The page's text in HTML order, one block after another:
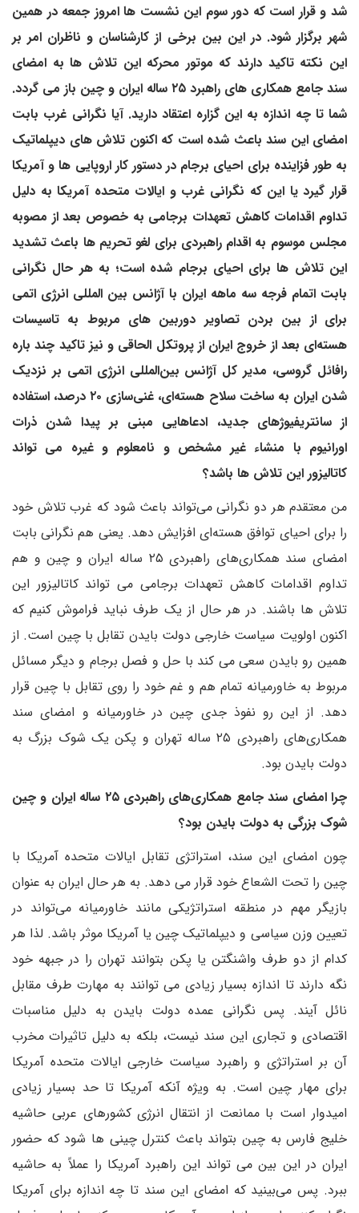
شد و قرار است که دور سوم این نشست ها امروز جمعه در همین
شهر برگزار شود. در این بین برخی از کارشناسان و ناظران امر بر
این نکته تاکید دارند که موتور محرکه این تلاش ها به امضای
سند جامع همکاری های راهبرد ۲۵ ساله ایران و چین باز می گردد.
شما تا چه اندازه به این گزاره اعتقاد دارید. آیا نگرانی غرب بابت
امضای این سند باعث شده است که اکنون تلاش های دیپلماتیک
به طور فزاینده برای احیای برجام در دستور کار اروپایی ها و آمریکا
قرار گیرد یا این که نگرانی غرب و ایالات متحده آمریکا به دلیل
تداوم اقدامات کاهش تعهدات برجامی به خصوص بعد از مصوبه
مجلس موسوم به اقدام راهبردی برای لغو تحریم ها باعث تشدید
این تلاش ها برای احیای برجام شده است؛ به هر حال نگرانی
بابت اتمام فرجه سه ماهه ایران با آژانس بین المللی انرژی اتمی
برای از بین بردن تصاویر دوربین های مربوط به تاسیسات
هسته‌ای بعد از خروج ایران از پروتکل الحاقی و نیز تاکید چند باره
رافائل گروسی، مدیر کل آژانس بین‌المللی انرژی اتمی بر نزدیک
شدن ایران به ساخت سلاح هسته‌ای، غنی‌سازی ۲۰ درصد، استفاده
از سانتریفیوژهای جدید، ادعاهایی مبنی بر پیدا شدن ذرات
اورانیوم با منشاء غیر مشخص و نامعلوم و غیره می تواند
کاتالیزور این تلاش ها باشد؟
من معتقدم هر دو نگرانی می‌تواند باعث شود که غرب تلاش خود
را برای احیای توافق هسته‌ای افزایش دهد. یعنی هم نگرانی بابت
امضای سند همکاری‌های راهبردی ۲۵ ساله ایران و چین و هم
تداوم اقدامات کاهش تعهدات برجامی می تواند کاتالیزور این
تلاش ها باشند. در هر حال از یک طرف نباید فراموش کنیم که
اکنون اولویت سیاست خارجی دولت بایدن تقابل با چین است. از
همین رو بایدن سعی می کند با حل و فصل برجام و دیگر مسائل
مربوط به خاورمیانه تمام هم و غم خود را روی تقابل با چین قرار
دهد. از این رو نفوذ جدی چین در خاورمیانه و امضای سند
همکاری‌های راهبردی ۲۵ ساله تهران و پکن یک شوک بزرگ به
دولت بایدن بود.
چرا امضای سند جامع همکاری‌های راهبردی ۲۵ ساله ایران و چین
شوک بزرگی به دولت بایدن بود؟
چون امضای این سند، استراتژی تقابل ایالات متحده آمریکا با
چین را تحت الشعاع خود قرار می دهد. به هر حال ایران به عنوان
بازیگر مهم در منطقه استراتژیکی مانند خاورمیانه می‌تواند در
تعیین وزن سیاسی و دیپلماتیک چین یا آمریکا موثر باشد. لذا هر
کدام از دو طرف واشنگتن یا پکن بتوانند تهران را در جبهه خود
نگه دارند تا اندازه بسیار زیادی می توانند به مهارت طرف مقابل
نائل آیند. پس نگرانی عمده دولت بایدن به دلیل مناسبات
اقتصادی و تجاری این سند نیست، بلکه به دلیل تاثیرات مخرب
آن بر استراتژی و راهبرد سیاست خارجی ایالات متحده آمریکا
برای مهار چین است. به ویژه آنکه آمریکا تا حد بسیار زیادی
امیدوار است با ممانعت از انتقال انرژی کشورهای عربی حاشیه
خلیج فارس به چین بتواند باعث کنترل چینی ها شود که حضور
ایران در این بین می تواند این راهبرد آمریکا را عملاً به حاشیه
ببرد. پس می‌بینید که امضای این سند تا چه اندازه برای آمریکا